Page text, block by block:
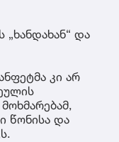
და
კი არ
წონისა და